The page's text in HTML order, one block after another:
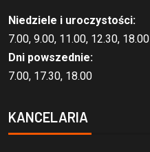
Niedziele i uroczystości:
7.00, 9.00, 11.00, 12.30, 18.00
Dni powszednie:
7.00, 17.30, 18.00
KANCELARIA